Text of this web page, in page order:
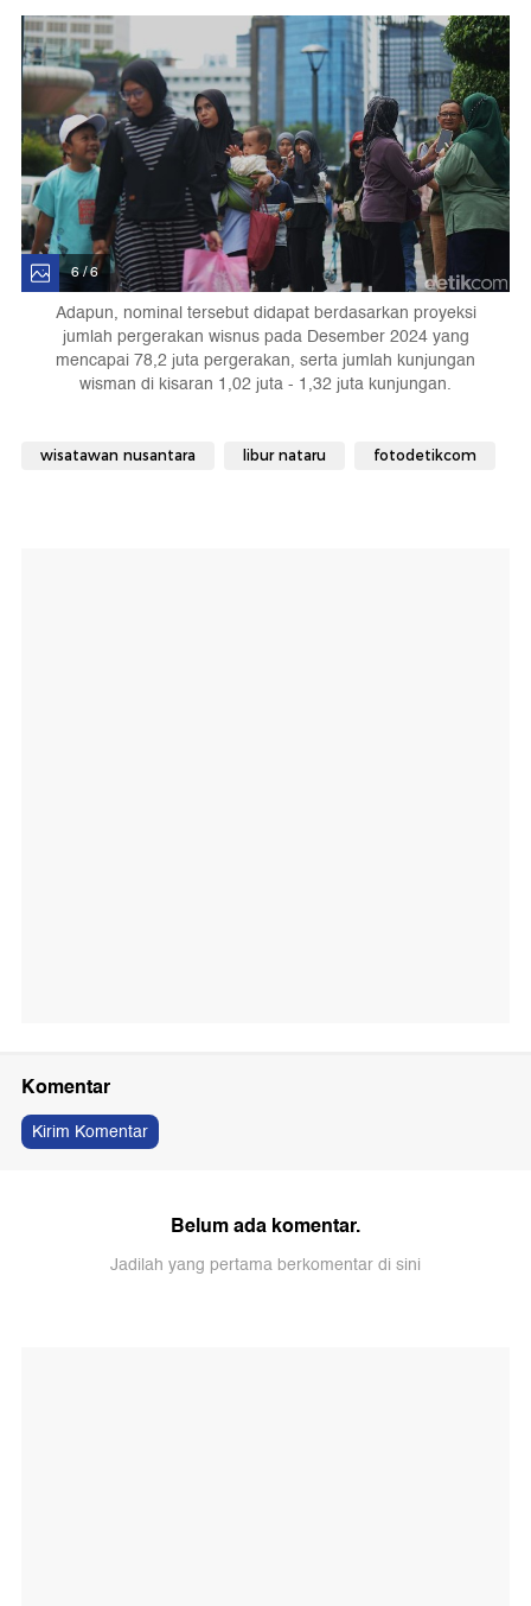
6 / 6
Adapun, nominal tersebut didapat berdasarkan proyeksi
jumlah pergerakan wisnus pada Desember 2024 yang
mencapai 78,2 juta pergerakan, serta jumlah kunjungan
wisman di kisaran 1,02 juta - 1,32 juta kunjungan.
wisatawan nusantara libur nataru fotodetikcom
Komentar
Kirim Komentar
Belum ada komentar.
Jadilah yang pertama berkomentar di sini